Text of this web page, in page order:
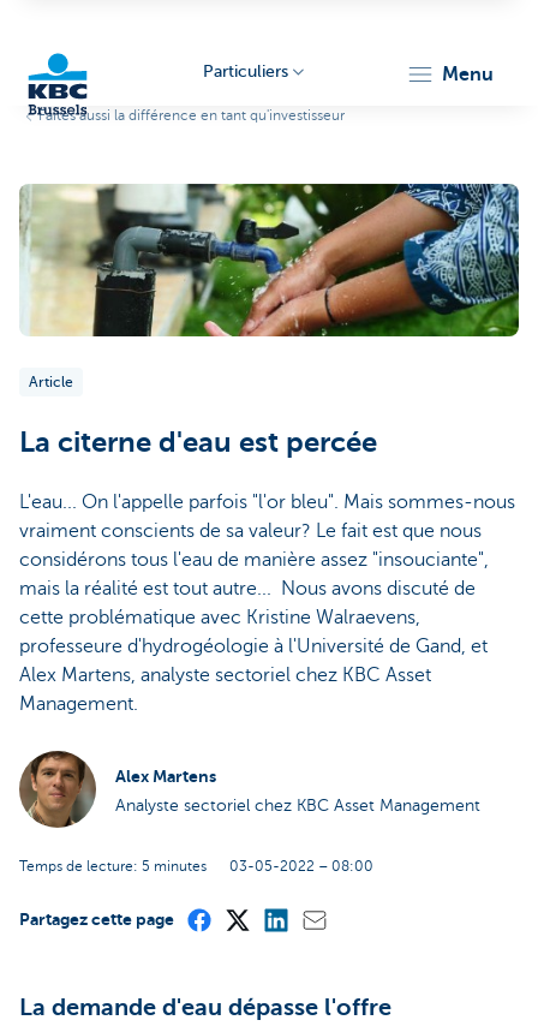
Particuliers menu
Faites aussi la différence en tant qu'investisseur
Article
La citerne d'eau est percée
L'eau... On l'appelle parfois "l'or bleu". Mais sommes-nous
vraiment conscients de sa valeur? Le fait est que nous
considérons tous l'eau de manière assez "insouciante",
mais la réalité est tout autre... Nous avons discuté de
cette problématique avec Kristine Walraevens,
professeure d'hydrogéologie à l'Université de Gand, et
Alex Martens, analyste sectoriel chez KBC Asset
Management.
Alex Martens
Analyste sectoriel chez KBC Asset Management
Temps de lecture: 5 minutes 03-05-2022 – 08:00
Partagez cette page
La demande d'eau dépasse l'offre